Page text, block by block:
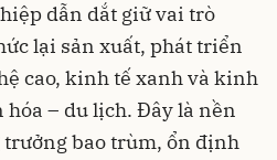
dẫn dắt giữ vai trò
lại sản xuất, phát triển
cao, kinh tế xanh và kinh
– du lịch. Đây là nền
trưởng bao trùm, ổn định